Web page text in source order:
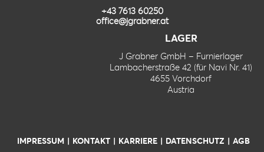
+43 7613 60250
office@jgrabner.at
LAGER
J Grabner GmbH – Furnierlager
Lambacherstraße 42 (für Navi Nr. 41)
4655 Vorchdorf
Austria
IMPRESSUM KONTAKT KARRIERE DATENSCHUTZ AGB